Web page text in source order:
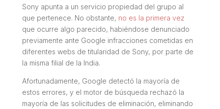
Sony apunta a un servicio propiedad del grupo al
que pertenece. No obstante, no es la primera vez
que ocurre algo parecido, habiéndose denunciado
previamente ante Google infracciones cometidas en
diferentes webs de titularidad de Sony, por parte de
la misma filial de la India.
Afortunadamente, Google detectó la mayoría de
estos errores, y el motor de búsqueda rechazó la
mayoría de las solicitudes de eliminación, eliminando